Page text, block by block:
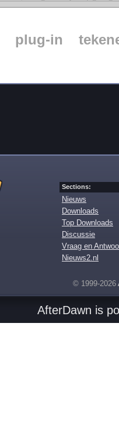
plug-in
Sections:
Nieuws
Downloads
Top Downloads
Discussie
Vraag en
Nieuws2.nl
© 1999-2026
AfterDawn is